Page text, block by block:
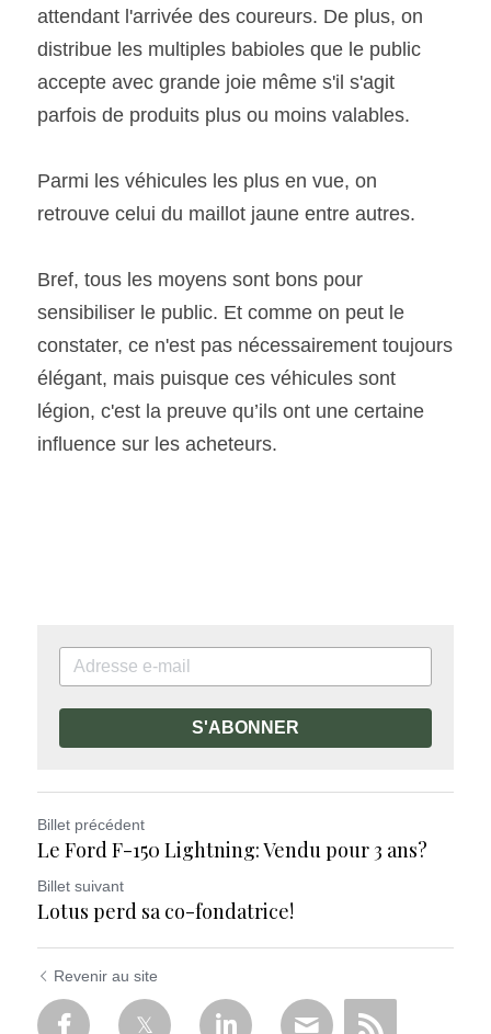
attendant l'arrivée des coureurs. De plus, on
distribue les multiples babioles que le public
accepte avec grande joie même s'il s'agit
parfois de produits plus ou moins valables.
Parmi les véhicules les plus en vue, on
retrouve celui du maillot jaune entre autres.
Bref, tous les moyens sont bons pour
sensibiliser le public. Et comme on peut le
constater, ce n'est pas nécessairement toujours
élégant, mais puisque ces véhicules sont
légion, c'est la preuve qu’ils ont une certaine
influence sur les acheteurs.
S'ABONNER
Billet précédent
Le Ford F-150 Lightning: Vendu pour 3 ans?
Billet suivant
Lotus perd sa co-fondatrice!
Revenir au site